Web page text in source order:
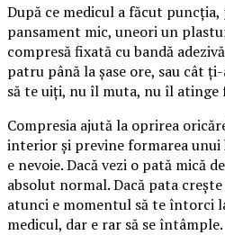
După ce medicul a făcut
pansament mic, uneori un
compresă fixată cu bandă
patru până la șase ore, sau cât
să te uiți, nu îl muta, nu îl atinge
Compresia ajută la oprirea
interior și previne formarea unui
e nevoie. Dacă vezi o pată mică
absolut normal. Dacă pata
atunci e momentul să te întorci
medicul, dar e rar să se întâmple.